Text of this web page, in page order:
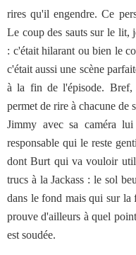
rires qu'il engendre. Ce
Le coup des sauts sur le lit,
: c'était hilarant ou bien le
c'était aussi une scène
à la fin de l'épisode. Bref,
permet de rire à chacune de
Jimmy avec sa caméra
responsable qui le reste
dont Burt qui va vouloir
trucs à la Jackass : le sol
dans le fond mais qui sur la
prouve d'ailleurs à quel
est soudée.